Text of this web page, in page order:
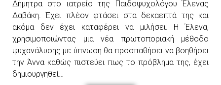
Δήμητρα στο ιατρείο της Παιδοψυχολόγου Έλενας
Δαβάκη. Έχει πλέον φτάσει στα δεκαεπτά της και
ακόμα δεν έχει καταφέρει να μιλήσει. Η Έλενα,
χρησιμοποιώντας μια νέα πρωτοποριακή μέθοδο
ψυχανάλυσης με ύπνωση θα προσπαθήσει να βοηθήσει
την Άννα καθώς πιστεύει πως το πρόβλημα της, έχει
δημιουργηθεί…